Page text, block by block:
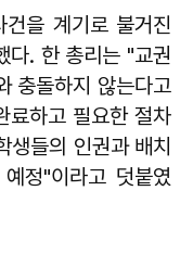
을 계기로 불거진
다. 한 총리는 "교권
충돌하지 않는다고
료하고 필요한 절차
생들의 인권과 배치
정"이라고 덧붙였